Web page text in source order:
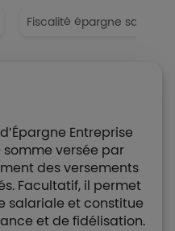
Fiscalité épargne salariale
Entreprise
somme versée par
des versements
Facultatif, il permet
salariale et constitue
et de fidélisation.